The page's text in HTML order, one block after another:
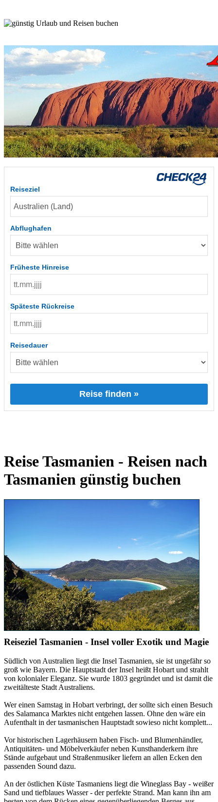
Reiseziel
Abflughafen
Früheste Hinreise
Späteste Rückreise
Reisedauer
Reise finden »
Reise Tasmanien - Reisen nach
Tasmanien günstig buchen
Reiseziel Tasmanien - Insel voller Exotik und Magie
Südlich von Australien liegt die Insel Tasmanien, sie ist ungefähr so
groß wie Bayern. Die Hauptstadt der Insel heißt Hobart und strahlt
von kolonialer Eleganz. Sie wurde 1803 gegründet und ist damit die
zweitälteste Stadt Australiens.
Wer einen Samstag in Hobart verbringt, der sollte sich einen Besuch
des Salamanca Marktes nicht entgehen lassen. Ohne den wäre ein
Aufenthalt in der tasmanischen Hauptstadt sowieso nicht komplett...
Vor historischen Lagerhäusern haben Fisch- und Blumenhändler,
Antiquitäten- und Möbelverkäufer neben Kunsthanderkern ihre
Stände aufgebaut und Straßenmusiker liefern an allen Ecken den
passenden Sound dazu.
An der östlichen Küste Tasmaniens liegt die Wineglass Bay - weißer
Sand und tiefblaues Wasser - der perfekte Strand. Man kann ihn am